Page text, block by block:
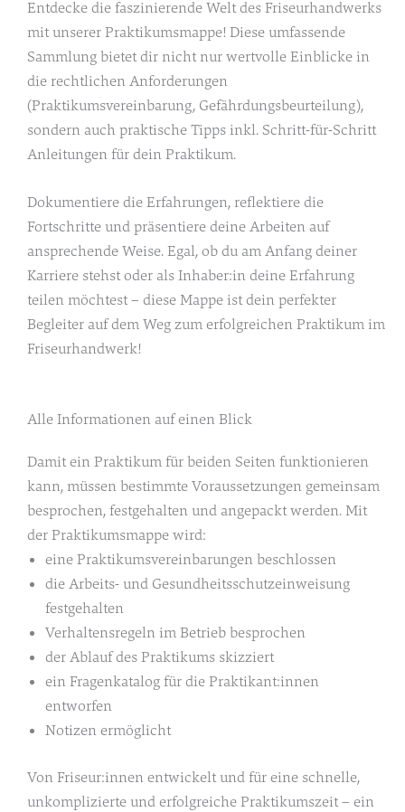
Entdecke die faszinierende Welt des Friseurhandwerks
mit unserer Praktikumsmappe! Diese umfassende
Sammlung bietet dir nicht nur wertvolle Einblicke in
die rechtlichen Anforderungen
(Praktikumsvereinbarung, Gefährdungsbeurteilung),
sondern auch praktische Tipps inkl. Schritt-für-Schritt
Anleitungen für dein Praktikum.
Dokumentiere die Erfahrungen, reflektiere die
Fortschritte und präsentiere deine Arbeiten auf
ansprechende Weise. Egal, ob du am Anfang deiner
Karriere stehst oder als Inhaber:in deine Erfahrung
teilen möchtest – diese Mappe ist dein perfekter
Begleiter auf dem Weg zum erfolgreichen Praktikum im
Friseurhandwerk!
Alle Informationen auf einen Blick
Damit ein Praktikum für beiden Seiten funktionieren
kann, müssen bestimmte Voraussetzungen gemeinsam
besprochen, festgehalten und angepackt werden. Mit
der Praktikumsmappe wird:
eine Praktikumsvereinbarungen beschlossen
die Arbeits- und Gesundheitsschutzeinweisung
festgehalten
Verhaltensregeln im Betrieb besprochen
der Ablauf des Praktikums skizziert
ein Fragenkatalog für die Praktikant:innen
entworfen
Notizen ermöglicht
Von Friseur:innen entwickelt und für eine schnelle,
unkomplizierte und erfolgreiche Praktikumszeit – ein